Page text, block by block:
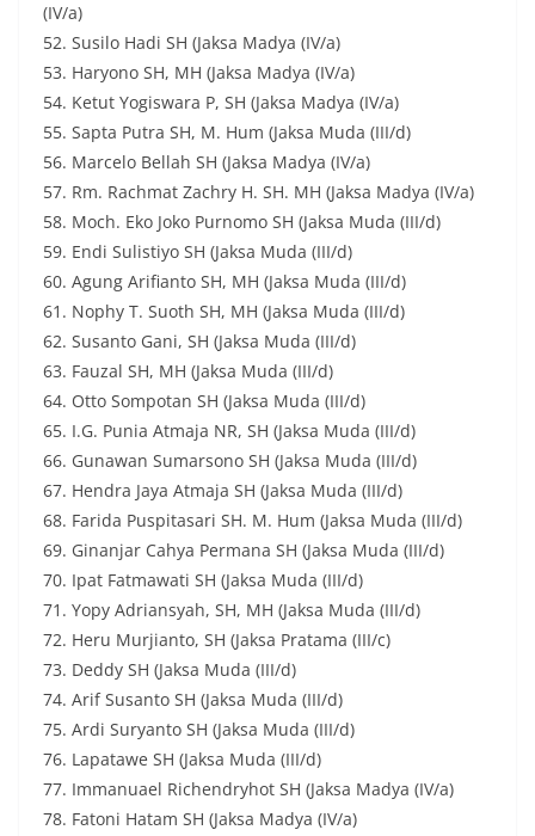
(IV/a)
52. Susilo Hadi SH (Jaksa Madya (IV/a)
53. Haryono SH, MH (Jaksa Madya (IV/a)
54. Ketut Yogiswara P, SH (Jaksa Madya (IV/a)
55. Sapta Putra SH, M. Hum (Jaksa Muda (III/d)
56. Marcelo Bellah SH (Jaksa Madya (IV/a)
57. Rm. Rachmat Zachry H. SH. MH (Jaksa Madya (IV/a)
58. Moch. Eko Joko Purnomo SH (Jaksa Muda (III/d)
59. Endi Sulistiyo SH (Jaksa Muda (III/d)
60. Agung Arifianto SH, MH (Jaksa Muda (III/d)
61. Nophy T. Suoth SH, MH (Jaksa Muda (III/d)
62. Susanto Gani, SH (Jaksa Muda (III/d)
63. Fauzal SH, MH (Jaksa Muda (III/d)
64. Otto Sompotan SH (Jaksa Muda (III/d)
65. I.G. Punia Atmaja NR, SH (Jaksa Muda (III/d)
66. Gunawan Sumarsono SH (Jaksa Muda (III/d)
67. Hendra Jaya Atmaja SH (Jaksa Muda (III/d)
68. Farida Puspitasari SH. M. Hum (Jaksa Muda (III/d)
69. Ginanjar Cahya Permana SH (Jaksa Muda (III/d)
70. Ipat Fatmawati SH (Jaksa Muda (III/d)
71. Yopy Adriansyah, SH, MH (Jaksa Muda (III/d)
72. Heru Murjianto, SH (Jaksa Pratama (III/c)
73. Deddy SH (Jaksa Muda (III/d)
74. Arif Susanto SH (Jaksa Muda (III/d)
75. Ardi Suryanto SH (Jaksa Muda (III/d)
76. Lapatawe SH (Jaksa Muda (III/d)
77. Immanuael Richendryhot SH (Jaksa Madya (IV/a)
78. Fatoni Hatam SH (Jaksa Madya (IV/a)